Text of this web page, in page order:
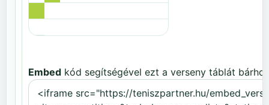
Embed kód segítségével ezt a verseny táblát